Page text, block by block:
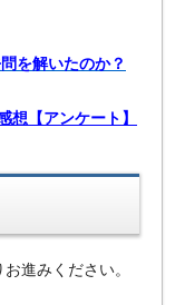
を解いたのか？
想【アンケート】
進みください。